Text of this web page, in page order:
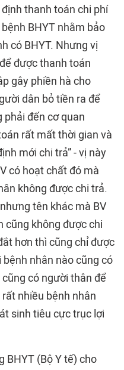
thanh toán chi phí
BHYT nhằm bảo
có BHYT. Nhưng vị
được thanh toán
gây phiền hà cho
dân bỏ tiền ra để
đến cơ quan
rất mất thời gian và
mới chi trả” - vị này
có hoạt chất đó mà
không được chi trả.
tên khác mà BV
cũng không được chi
hơn thì cũng chỉ được
nhân nào cũng có
có người thân để
nhiều bệnh nhân
sinh tiêu cực trục lợi
BHYT (Bộ Y tế) cho